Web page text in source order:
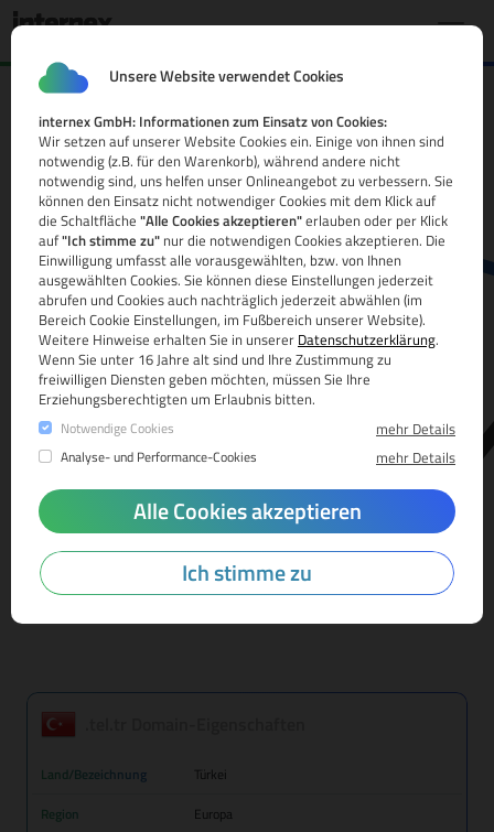
Unsere Website verwendet Cookies
internex GmbH: Informationen zum Einsatz von Cookies:
Wir setzen auf unserer Website Cookies ein. Einige von ihnen sind
notwendig (z.B. für den Warenkorb), während andere nicht
notwendig sind, uns helfen unser Onlineangebot zu verbessern. Sie
können den Einsatz nicht notwendiger Cookies mit dem Klick auf
die Schaltfläche "Alle Cookies akzeptieren"erlauben oder per Klick
auf"Ich stimme zu" nur die notwendigen Cookies akzeptieren. Die
Einwilligung umfasst alle vorausgewählten, bzw. von Ihnen
ausgewählten Cookies. Sie können diese Einstellungen jederzeit
abrufen und Cookies auch nachträglich jederzeit abwählen (im
Bereich Cookie Einstellungen, im Fußbereich unserer Website).
Weitere Hinweise erhalten Sie in unserer Datenschutzerklärung.
Wenn Sie unter 16 Jahre alt sind und Ihre Zustimmung zu
freiwilligen Diensten geben möchten, müssen Sie Ihre
Erziehungsberechtigten um Erlaubnis bitten.
Notwendige Cookies mehr Details
Analyse- und Performance-Cookies mehr Details
Alle Cookies akzeptieren
Ich stimme zu
.tel.tr Domain
Alle Infos
www.
Mehr Infos zur Domain-Endung
Land/Bezeichnung
Türkei
Region
Europa